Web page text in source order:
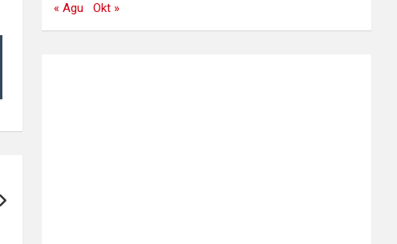
« Agu
Okt »